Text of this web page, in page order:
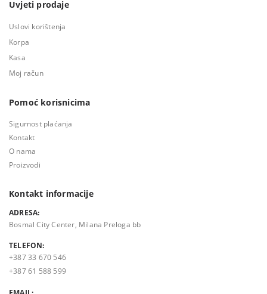
Uvjeti prodaje
Uslovi korištenja
Korpa
Kasa
Moj račun
Pomoć korisnicima
Sigurnost plaćanja
Kontakt
O nama
Proizvodi
Kontakt informacije
ADRESA:
Bosmal City Center, Milana Preloga bb
TELEFON:
+387 33 670 546
+387 61 588 599
EMAIL: